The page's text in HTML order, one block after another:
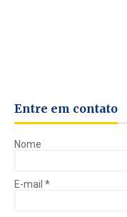
Entre em contato
Nome
E-mail *